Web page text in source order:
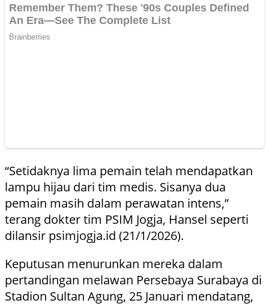
“Setidaknya lima pemain telah mendapatkan
lampu hijau dari tim medis. Sisanya dua
pemain masih dalam perawatan intens,”
terang dokter tim PSIM Jogja, Hansel seperti
dilansir psimjogja.id (21/1/2026).
Keputusan menurunkan mereka dalam
pertandingan melawan Persebaya Surabaya di
Stadion Sultan Agung, 25 Januari mendatang,